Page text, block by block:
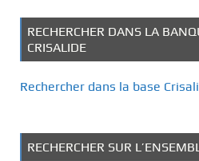
RECHERCHER DANS LA
CRISALIDE
Rechercher dans la base
RECHERCHER SUR